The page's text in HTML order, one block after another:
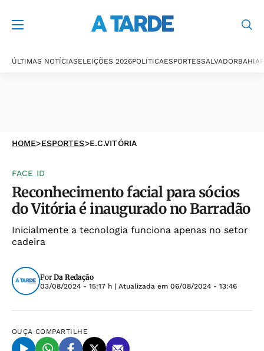
ÚLTIMAS NOTÍCIASELEIÇÕES 2026POLÍTICAESPORTESSALVADORBAHIA
HOME>ESPORTES>E.C.VITÓRIA
FACE ID
Reconhecimento facial para sócios
do Vitória é inaugurado no Barradão
Inicialmente a tecnologia funciona apenas no setor
cadeira
Por Da Redação
03/08/2024 - 15:17 h | Atualizada em 06/08/2024 - 13:46
OUÇA COMPARTILHE